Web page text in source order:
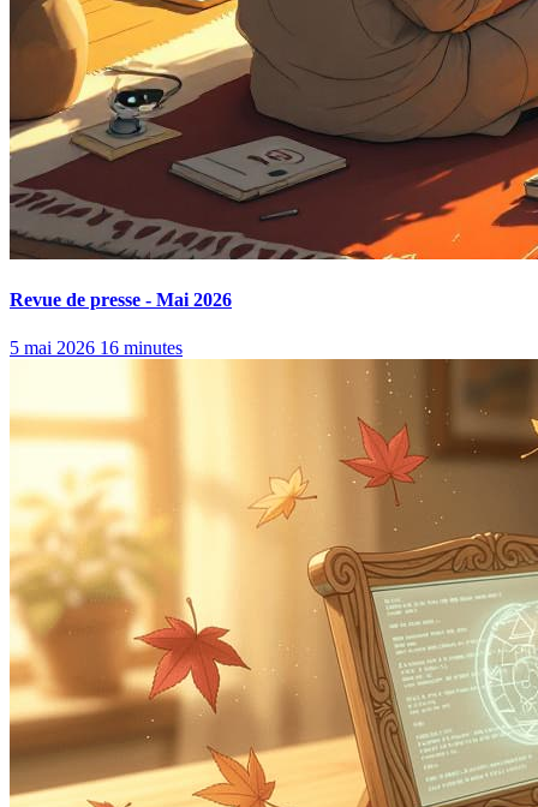
Revue de presse - Mai 2026
5 mai 2026 16 minutes